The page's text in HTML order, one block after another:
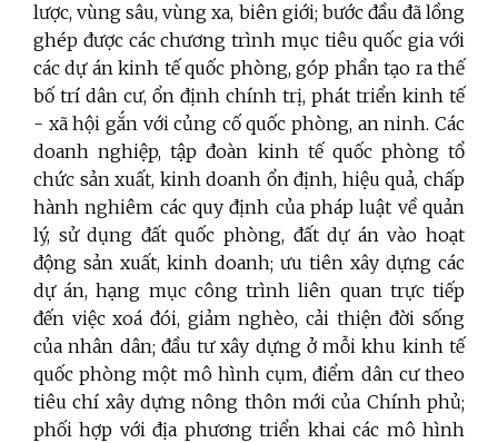
lược, vùng sâu, vùng xa, biên giới; bước đầu đã lồng
ghép được các chương trình mục tiêu quốc gia với
các dự án kinh tế quốc phòng, góp phần tạo ra thế
bố trí dân cư, ổn định chính trị, phát triển kinh tế
- xã hội gắn với củng cố quốc phòng, an ninh. Các
doanh nghiệp, tập đoàn kinh tế quốc phòng tổ
chức sản xuất, kinh doanh ổn định, hiệu quả, chấp
hành nghiêm các quy định của pháp luật về quản
lý, sử dụng đất quốc phòng, đất dự án vào hoạt
động sản xuất, kinh doanh; ưu tiên xây dựng các
dự án, hạng mục công trình liên quan trực tiếp
đến việc xoá đói, giảm nghèo, cải thiện đời sống
của nhân dân; đầu tư xây dựng ở mỗi khu kinh tế
quốc phòng một mô hình cụm, điểm dân cư theo
tiêu chí xây dựng nông thôn mới của Chính phủ;
phối hợp với địa phương triển khai các mô hình